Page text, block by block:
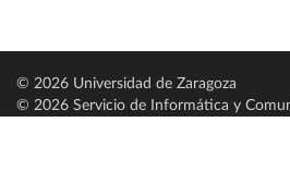
© 2026 Universidad de Zaragoza
© 2026 Servicio de Informática y